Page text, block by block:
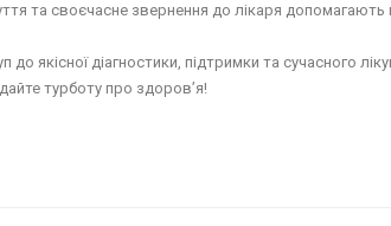
та своєчасне звернення до лікаря
якісної діагностики, підтримки та сучасного
турботу про здоров’я!